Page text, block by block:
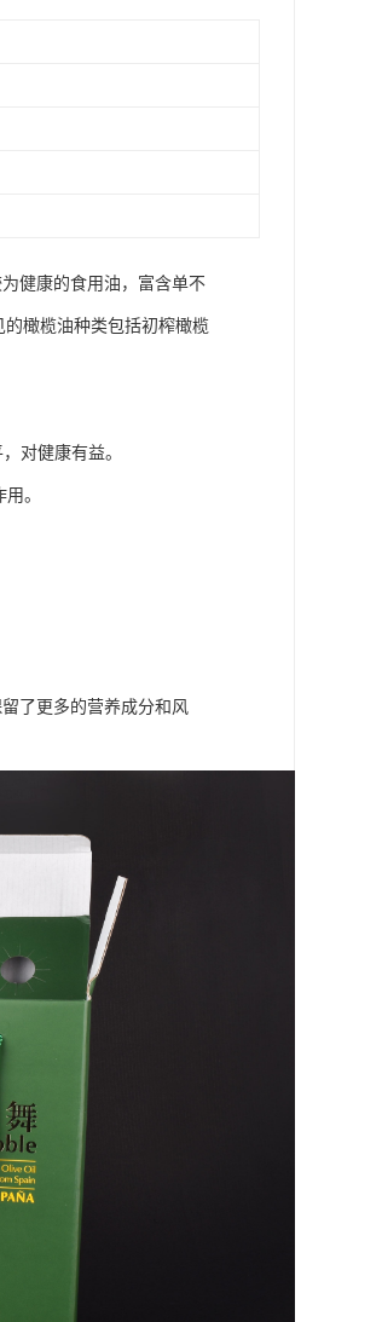
健康的食用油，富含单不
橄榄油种类包括初榨橄榄
对健康有益。
。
了更多的营养成分和风